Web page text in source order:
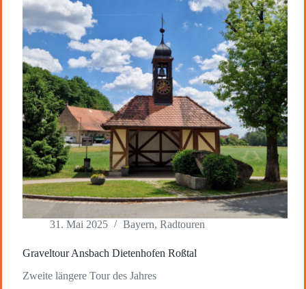
31. Mai 2025 Bayern, Radtouren
Graveltour Ansbach Dietenhofen Roßtal
Zweite längere Tour des Jahres